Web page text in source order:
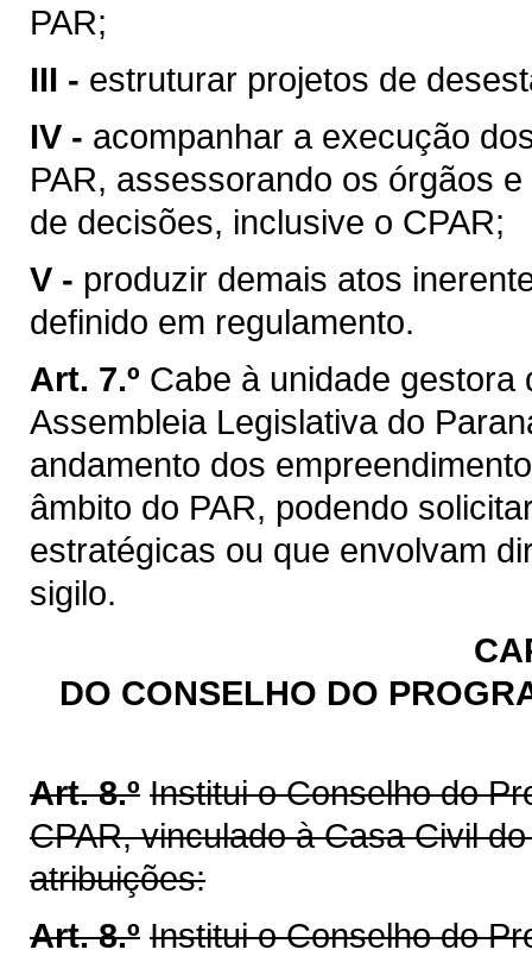
PAR;
III - estruturar projetos de
IV - acompanhar a execução
PAR, assessorando os órgãos
de decisões, inclusive o CPAR;
V - produzir demais atos
definido em regulamento.
Art. 7.º Cabe à unidade gestora
Assembleia Legislativa do
andamento dos
âmbito do PAR, podendo
estratégicas ou que envolvam
sigilo.
DO CONSELHO DO
Art. 8.º Institui o Conselho do
CPAR, vinculado à Casa Civil
atribuições:
Art. 8.º Institui o Conselho do